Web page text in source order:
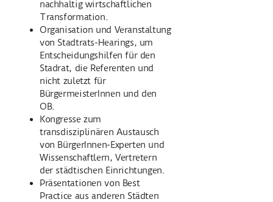
nachhaltig wirtschaftlichen
Transformation.
Organisation und Veranstaltung
von Stadtrats-Hearings, um
Entscheidungshilfen für den
Stadrat, die Referenten und
nicht zuletzt für
BürgermeisterInnen und den
OB.
Kongresse zum
transdisziplinären Austausch
von BürgerInnen-Experten und
Wissenschaftlern, Vertretern
der städtischen Einrichtungen.
Präsentationen von Best
Practice aus anderen Städten